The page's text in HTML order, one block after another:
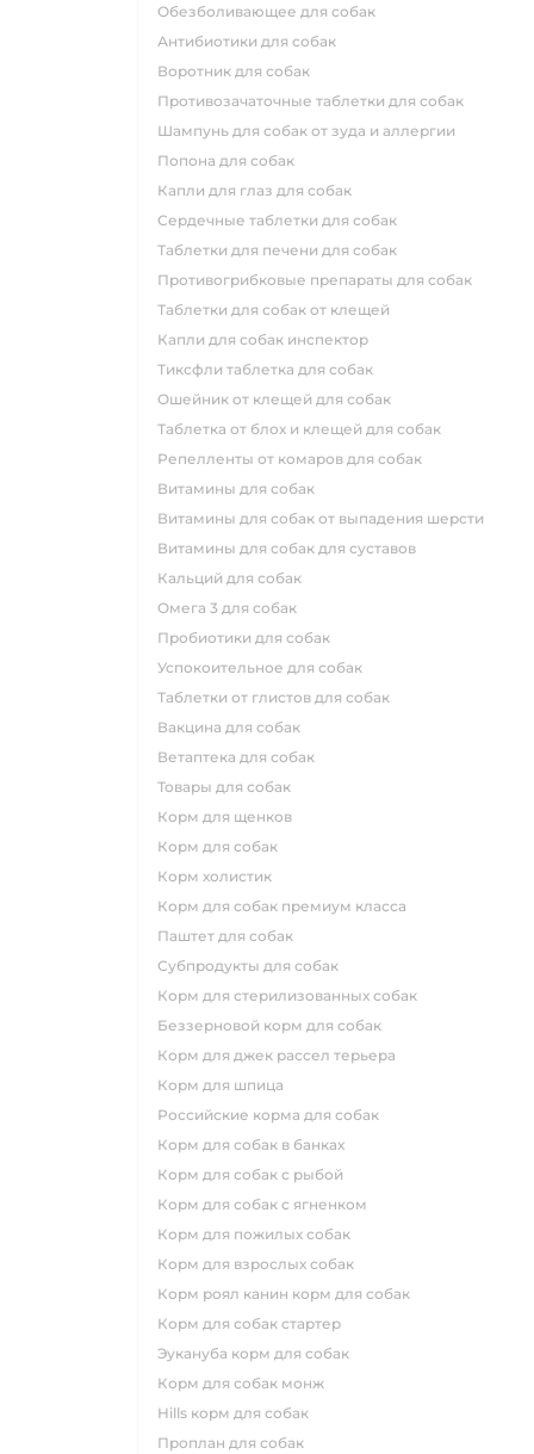
обезболивающее для собак
антибиотики для собак
воротник для собак
противозачаточные таблетки для собак
шампунь для собак от зуда и аллергии
попона для собак
капли для глаз для собак
сердечные таблетки для собак
таблетки для печени для собак
противогрибковые препараты для собак
таблетки для собак от клещей
капли для собак инспектор
тиксфли таблетка для собак
ошейник от клещей для собак
таблетка от блох и клещей для собак
репелленты от комаров для собак
витамины для собак
витамины для собак от выпадения шерсти
витамины для собак для суставов
кальций для собак
омега 3 для собак
пробиотики для собак
успокоительное для собак
таблетки от глистов для собак
вакцина для собак
ветаптека для собак
товары для собак
корм для щенков
корм для собак
корм холистик
корм для собак премиум класса
паштет для собак
субпродукты для собак
корм для стерилизованных собак
беззерновой корм для собак
корм для джек рассел терьера
корм для шпица
российские корма для собак
корм для собак в банках
корм для собак с рыбой
корм для собак с ягненком
корм для пожилых собак
корм для взрослых собак
корм роял канин корм для собак
корм для собак стартер
эукануба корм для собак
корм для собак монж
hills корм для собак
проплан для собак